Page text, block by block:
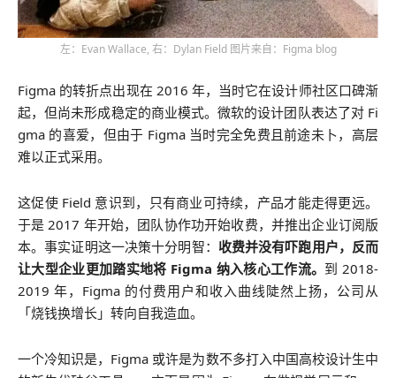
左：Evan Wallace, 右：Dylan Field 图片来自：Figma blog
Figma 的转折点出现在 2016 年，当时它在设计师社区口碑渐
起，但尚未形成稳定的商业模式。微软的设计团队表达了对 Fi
gma 的喜爱，但由于 Figma 当时完全免费且前途未卜，高层
难以正式采用。
这促使 Field 意识到，只有商业可持续，产品才能走得更远。
于是 2017 年开始，团队协作功开始收费，并推出企业订阅版
本。事实证明这一决策十分明智： 收费并没有吓跑用户，反而
让大型企业更加踏实地将 Figma 纳入核心工作流。 到 2018-
2019 年，Figma 的付费用户和收入曲线陡然上扬，公司从
「烧钱换增长」转向自我造血。
一个冷知识是，Figma 或许是为数不多打入中国高校设计生中